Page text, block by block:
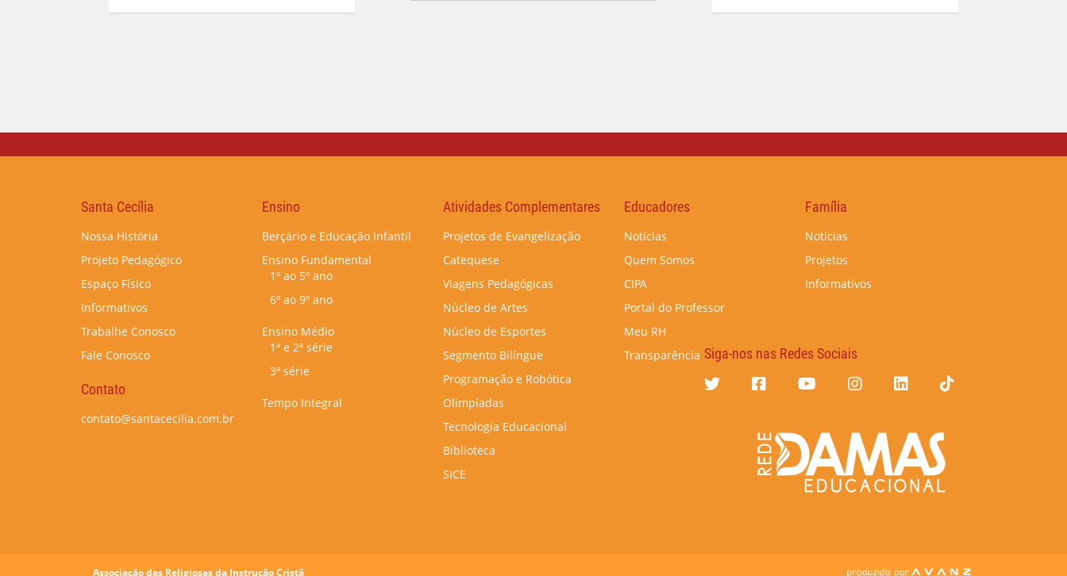
Santa Cecília
Nossa História
Projeto Pedagógico
Espaço Físico
Informativos
Trabalhe Conosco
Fale Conosco
Contato
contato@santacecilia.com.br
Ensino
Berçário e Educação Infantil
Ensino Fundamental
1º ao 5º ano
6º ao 9º ano
Ensino Médio
1ª e 2ª série
3ª série
Tempo Integral
Atividades Complementares
Projetos de Evangelização
Catequese
Viagens Pedagógicas
Núcleo de Artes
Núcleo de Esportes
Segmento Bilíngue
Programação e Robótica
Olimpíadas
Tecnologia Educacional
Biblioteca
SICE
Educadores
Notícias
Quem Somos
CIPA
Portal do Professor
Meu RH
Transparência
Família
Notícias
Projetos
Informativos
Siga-nos nas Redes Sociais
Associação das Religiosas da Instrução Cristã